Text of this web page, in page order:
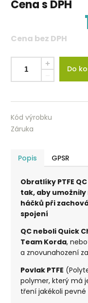
Cena s DPH
Cena bez DPH
Do
Kód výrobku
Záruka
Popis GPSR
Obratlíky PTFE
tak, aby
háčků při
spojení
QC neboli Quick
Team Korda,
a znovunahození
Povlak PTFE
polymer, který má
tření jakékoli